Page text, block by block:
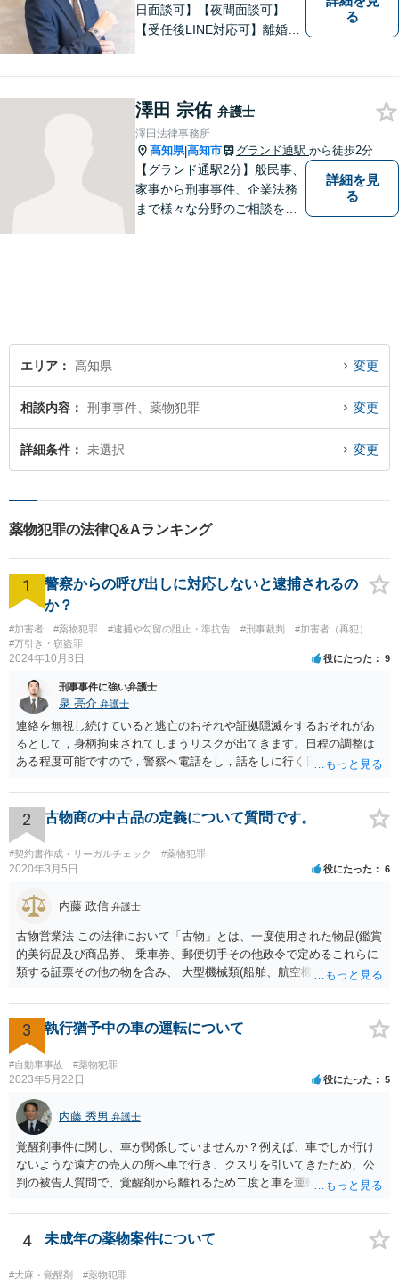
日面談可】【夜間面談可】
【受任後LINE対応可】離婚、
る
澤田 宗佑 弁護士
澤田法律事務所
高知県|高知市 グランド通駅 から徒歩2分
【グランド通駅2分】般民事、
家事から刑事事件、企業法務
まで様々な分野のご相談を受
詳細を見
る
エリア 高知県 変更
相談内容 刑事事件、薬物犯罪 変更
詳細条件 未選択 変更
薬物犯罪の法律Q&Aランキング
1
警察からの呼び出しに対応しないと逮捕されるの
か？
#加害者 #薬物犯罪 #逮捕や勾留の阻止・準抗告 #刑事裁判
#加害者（再犯）
#万引き・窃盗罪
2024年10月8日 役にたった 9
刑事事件に強い弁護士
泉 亮介 弁護士
連絡を無視し続けていると逃亡のおそれや証拠隠滅をするおそれがあ
るとして，身柄拘束されてしまうリスクが出てきます。日程の調整は
ある程度可能ですので，警察へ電話をし，話をしに行く日程の調整を
士に同行を依頼することも可能です。
2 古物商の中古品の定義について質問です。
#契約書作成・リーガルチェック #薬物犯罪
2020年3月5日 役にたった 6
内藤 政信 弁護士
古物営業法 この法律において「古物」とは、一度使用された物品(鑑賞
的美術品及び商品券、 乗車券、郵便切手その他政令で定めるこれらに
類する証票その他の物を含み、 大型機械類(船舶、航空機、工作機械そ
じ。)若しくは使用されない物品で使用のために取引 きされたもの又は
これらの物品に幾分の手入れをしたものをいう。 単純に言うと、一
度、消費者の手に渡ったものは、法律上は、古物になります。 したが
って、転売するなら、許可証が必要ですが、取り締まりが追いつきま
せ んね。事実上、野放しですね。 また、アマゾンなどでは、独自に新
品の定義を定めていますね。
3 執行猶予中の車の運転について
#自動車事故 #薬物犯罪
2023年5月22日 役にたった 5
内藤 秀男 弁護士
覚醒剤事件に関し、車が関係していませんか？例えば、車でしか行け
ないような遠方の売人の所へ車で行き、クスリを引いてきたため、公
判の被告人質問で、覚醒剤から離れるため二度と車を運転をしない、
連性があるかどうかです。 もし、まったく関連性がなく、あなたが言
うように悪質な道路交通法違反もせず、単純に過失運転致傷を起こし
ません。もちろん、初犯の人でも一発で公判請求されるような重大事
4 未成年の薬物案件について
#大麻・覚醒剤 #薬物犯罪